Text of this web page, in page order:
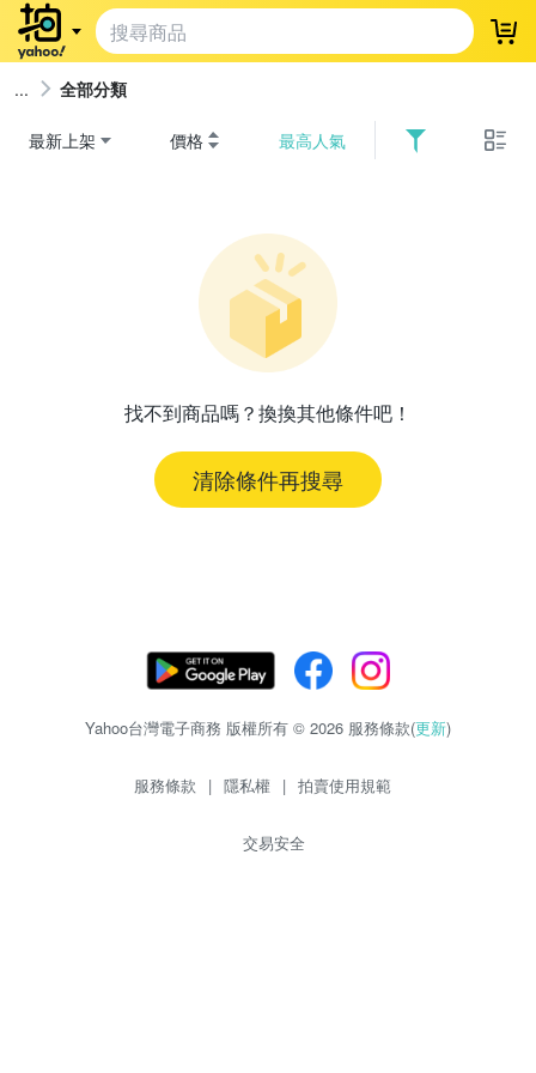
登
全部分類
最新上架 價格 最高人氣
找不到商品嗎？換換其他條件吧！
清除條件再搜尋
Yahoo台灣電子商務 版權所有 © 2026 服務條款(更新)
服務條款 | 隱私權 | 拍賣使用規範
交易安全